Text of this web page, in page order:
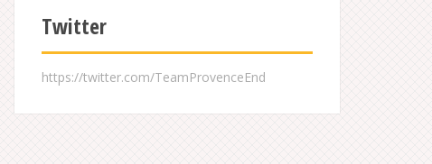
Twitter
https://twitter.com/TeamProvenceEnd